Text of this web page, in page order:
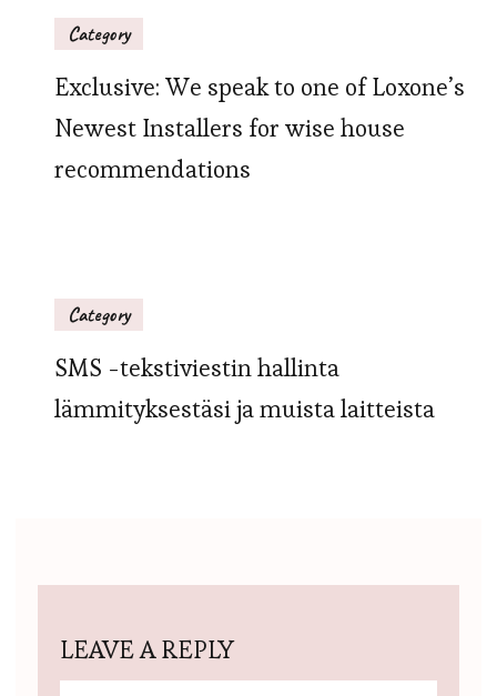
Category
Exclusive: We speak to one of Loxone’s
Newest Installers for wise house
recommendations
Category
SMS -tekstiviestin hallinta
lämmityksestäsi ja muista laitteista
LEAVE A REPLY